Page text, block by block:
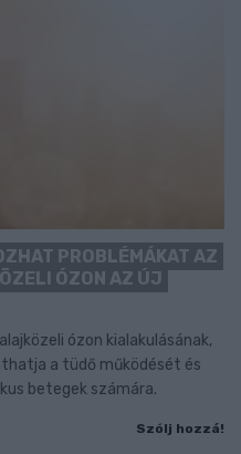
PROBLÉMÁKAT AZ
ÓZON AZ ÚJ
ózon kialakulásának,
a tüdő működését és
betegek számára.
Szólj hozzá!